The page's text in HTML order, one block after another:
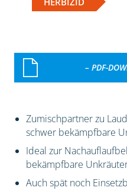
– PDF-
Zumischpartner zu
schwer bekämpfbare
Ideal zur
bekämpfbare
Auch spät noch